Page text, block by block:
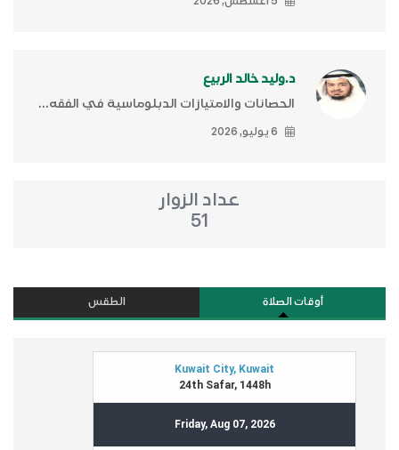
د.وليد خالد الربيع
الحصانات والامتيازات الدبلوماسية في الفقه...
6 يوليو, 2026
عداد الزوار
51
أوقات الصلاة الطقس